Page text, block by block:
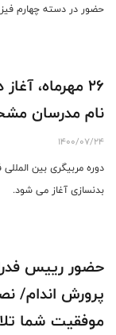
حضور در دسته چهارم
26 مهرماه،
نام مدرسان
1400/07/24
بدنسازی آغاز می شود.
حضور رییس
پرورش اندام/
موفقیت شما